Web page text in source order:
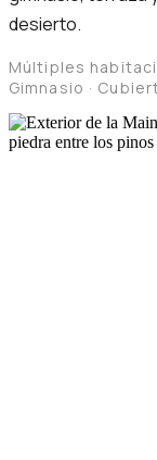
desierto.
Múltiples
Gimnasio ·